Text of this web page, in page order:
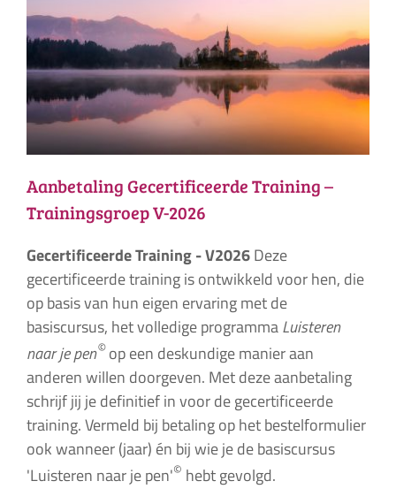
Aanbetaling Gecertificeerde Training –
Trainingsgroep V-2026
Gecertificeerde Training - V2026Deze
gecertificeerde training is ontwikkeld voor hen, die
op basis van hun eigen ervaring met de
basiscursus, het volledige programmaLuisteren
naar je pen©op een deskundige manier aan
anderen willen doorgeven. Met deze aanbetaling
schrijf jij je definitief in voor de gecertificeerde
training. Vermeld bij betaling op het bestelformulier
ook wanneer (jaar) én bij wie je de basiscursus
'Luisteren naar je pen'© hebt gevolgd.